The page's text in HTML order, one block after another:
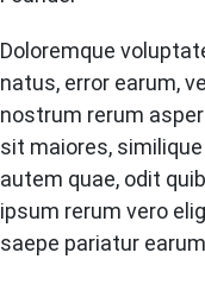
Doloremque
natus, error earum,
nostrum rerum
sit maiores,
autem quae, odit
ipsum rerum vero
saepe pariatur